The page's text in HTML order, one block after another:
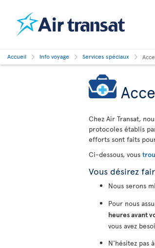
Accueil Info voyage Services spéciaux
Chez Air Transat,
protocoles établis
efforts sont faits
Ci-dessous, vous
Vous désirez
Nous serons
Pour nous
heures avant
vous avez
N'hésitez pas à